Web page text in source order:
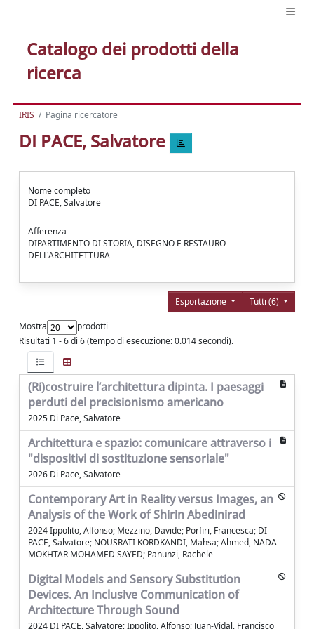
Catalogo dei prodotti della
ricerca
IRIS Pagina ricercatore
DI PACE, Salvatore
Nome completo
DI PACE, Salvatore
Afferenza
DIPARTIMENTO DI STORIA, DISEGNO E RESTAURO
DELL'ARCHITETTURA
Tutti (6)
Esportazione
Mostra
prodotti
Risultati 1 - 6 di 6 (tempo di esecuzione: 0.014 secondi).
(Ri)costruire l’architettura dipinta. I paesaggi
perduti del precisionismo americano
2025 Di Pace, Salvatore
Architettura e spazio: comunicare attraverso i
"dispositivi di sostituzione sensoriale"
2026 Di Pace, Salvatore
Contemporary Art in Reality versus Images, an
Analysis of the Work of Shirin Abedinirad
2024 Ippolito, Alfonso; Mezzino, Davide; Porfiri, Francesca; DI
PACE, Salvatore; NOUSRATI KORDKANDI, Mahsa; Ahmed, NADA
MOKHTAR MOHAMED SAYED; Panunzi, Rachele
Digital Models and Sensory Substitution
Devices. An Inclusive Communication of
Architecture Through Sound
2024 DI PACE, Salvatore; Ippolito, Alfonso; Juan-Vidal, Francisco